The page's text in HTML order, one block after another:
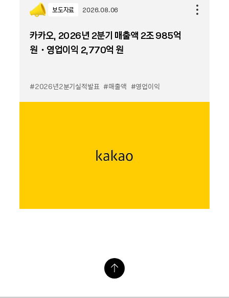
보도자료 2026.08.06
카카오, 2026년 2분기 매출액 2조 985억
원・영업이익 2,770억 원
#2026년2분기실적발표 #매출액 #영업이익